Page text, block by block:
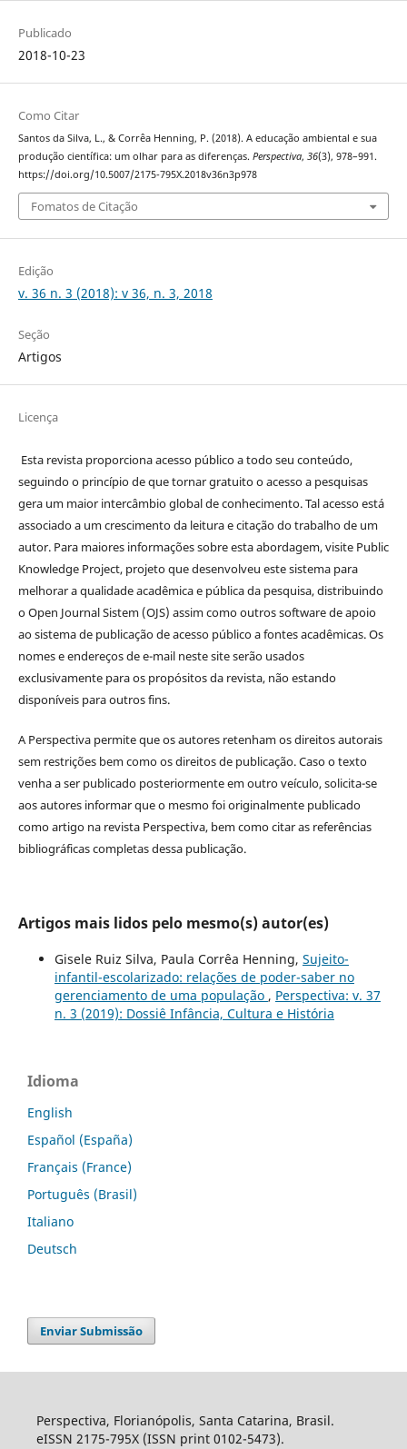
Publicado
2018-10-23
Como Citar
Santos da Silva, L., & Corrêa Henning, P. (2018). A educação ambiental e sua
produção científica: um olhar para as diferenças. Perspectiva, 36(3), 978–991.
https://doi.org/10.5007/2175-795X.2018v36n3p978
Fomatos de Citação
Edição
v. 36 n. 3 (2018): v 36, n. 3, 2018
Seção
Artigos
Licença
Esta revista proporciona acesso público a todo seu conteúdo,
seguindo o princípio de que tornar gratuito o acesso a pesquisas
gera um maior intercâmbio global de conhecimento. Tal acesso está
associado a um crescimento da leitura e citação do trabalho de um
autor. Para maiores informações sobre esta abordagem, visite Public
Knowledge Project, projeto que desenvolveu este sistema para
melhorar a qualidade acadêmica e pública da pesquisa, distribuindo
o Open Journal Sistem (OJS) assim como outros software de apoio
ao sistema de publicação de acesso público a fontes acadêmicas. Os
nomes e endereços de e-mail neste site serão usados
exclusivamente para os propósitos da revista, não estando
disponíveis para outros fins.
A Perspectiva permite que os autores retenham os direitos autorais
sem restrições bem como os direitos de publicação. Caso o texto
venha a ser publicado posteriormente em outro veículo, solicita-se
aos autores informar que o mesmo foi originalmente publicado
como artigo na revista Perspectiva, bem como citar as referências
bibliográficas completas dessa publicação.
Artigos mais lidos pelo mesmo(s) autor(es)
Gisele Ruiz Silva, Paula Corrêa Henning, Sujeito-
infantil-escolarizado: relações de poder-saber no
gerenciamento de uma população , Perspectiva: v. 37
n. 3 (2019): Dossiê Infância, Cultura e História
Idioma
English
Español (España)
Français (France)
Português (Brasil)
Italiano
Deutsch
Enviar Submissão
Perspectiva, Florianópolis, Santa Catarina, Brasil.
eISSN 2175-795X (ISSN print 0102-5473).